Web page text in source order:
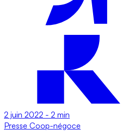
2 juin 2022 - 2 min
Presse Coop-négoce